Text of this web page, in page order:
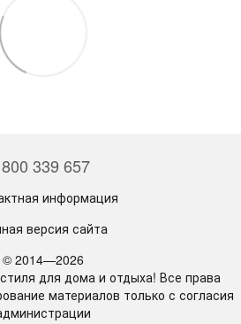
339 657
информация
версия сайта
© 2014—2026
для дома и отдыха! Все права
материалов только с согласия